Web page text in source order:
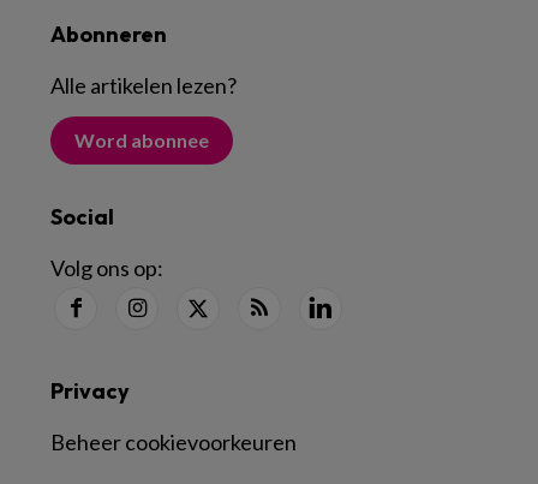
Abonneren
Alle artikelen lezen?
Word abonnee
Social
Volg ons op:
Privacy
Beheer cookievoorkeuren